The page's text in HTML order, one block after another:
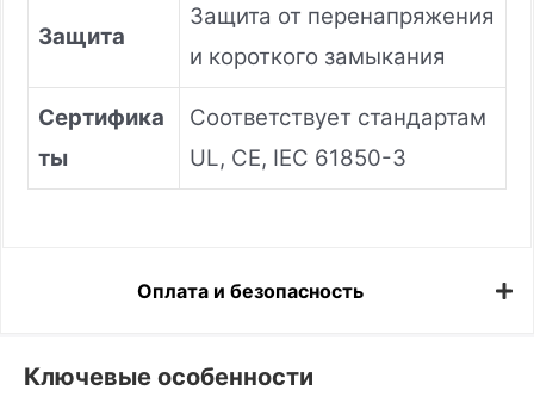
Защита
Защита от перенапряжения
и короткого замыкания
Сертифика
ты
Соответствует стандартам
UL, CE, IEC 61850-3
Оплата и безопасность
Ключевые особенности